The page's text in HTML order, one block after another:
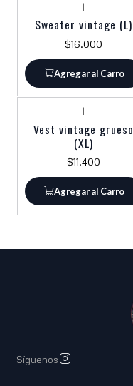
|
Sweater vintage (L)
$16.000
Agregar al Carro
|
Vest vintage grueso
(XL)
$11.400
Agregar al Carro
Síguenos